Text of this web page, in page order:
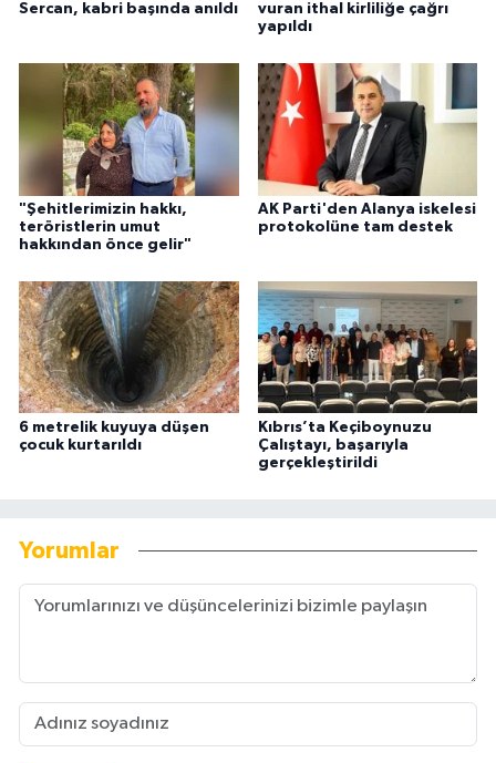
Sercan, kabri başında anıldı
vuran ithal kirliliğe çağrı
yapıldı
"Şehitlerimizin hakkı,
teröristlerin umut
hakkından önce gelir"
AK Parti'den Alanya iskelesi
protokolüne tam destek
6 metrelik kuyuya düşen
çocuk kurtarıldı
Kıbrıs’ta Keçiboynuzu
Çalıştayı, başarıyla
gerçekleştirildi
Yorumlar